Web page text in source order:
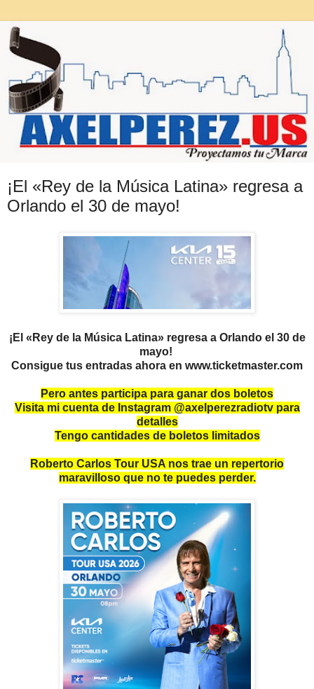
¡El «Rey de la Música Latina» regresa a
Orlando el 30 de mayo!
¡El «Rey de la Música Latina» regresa a Orlando el 30 de
mayo!
Consigue tus entradas ahora en www.ticketmaster.com
Pero antes participa para ganar dos boletos
Visita mi cuenta de Instagram @axelperezradiotv para
detalles
Tengo cantidades de boletos limitados
Roberto Carlos Tour USA nos trae un repertorio
maravilloso que no te puedes perder.